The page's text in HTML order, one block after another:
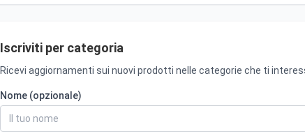
Iscriviti per categoria
Ricevi aggiornamenti sui nuovi prodotti nelle categorie che ti
Nome (opzionale)